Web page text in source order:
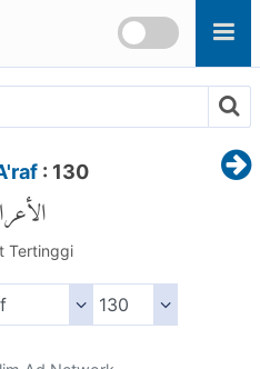
: 130
Tertinggi